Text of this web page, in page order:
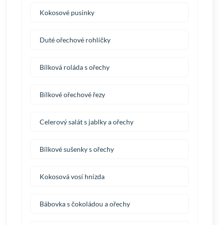
Kokosové pusinky
Duté ořechové rohlíčky
Bílková roláda s ořechy
Bílkové ořechové řezy
Celerový salát s jablky a ořechy
Bílkové sušenky s ořechy
Kokosová vosí hnízda
Bábovka s čokoládou a ořechy